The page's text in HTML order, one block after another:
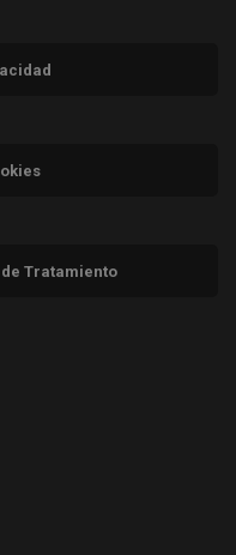
Tratamiento